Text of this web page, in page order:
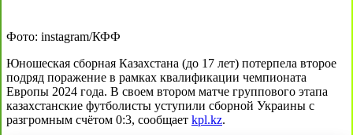
Фото: instagram/КФФ
Юношеская сборная Казахстана (до 17 лет) потерпела второе
подряд поражение в рамках квалификации чемпионата
Европы 2024 года. В своем втором матче группового этапа
казахстанские футболисты уступили сборной Украины с
разгромным счётом 0:3, сообщает kpl.kz.